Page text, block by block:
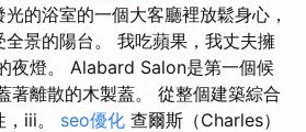
的浴室的一個大客廳裡放鬆身心，
景的陽台。 我吃蘋果，我丈夫擁
夜燈。 Alabard Salon是第一個候
著離散的木製蓋。 從整個建築綜合
iii。 seo優化 查爾斯（Charles）